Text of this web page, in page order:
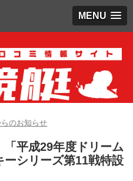
MENU
のお知らせ
「平成29年度ドリーム
シリーズ第11戦特設